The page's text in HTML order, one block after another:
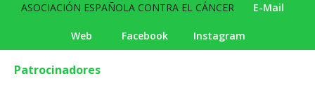
ASOCIACIÓN ESPAÑOLA CONTRA EL CÁNCER E-Mail
Web Facebook Instagram
Patrocinadores